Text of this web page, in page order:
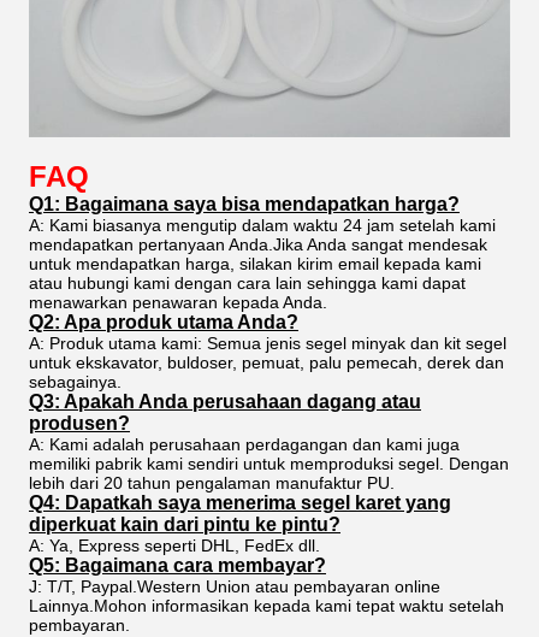
FAQ
Q1: Bagaimana saya bisa mendapatkan harga?
A: Kami biasanya mengutip dalam waktu 24 jam setelah kami
mendapatkan pertanyaan Anda.Jika Anda sangat mendesak
untuk mendapatkan harga, silakan kirim email kepada kami
atau hubungi kami dengan cara lain sehingga kami dapat
menawarkan penawaran kepada Anda.
Q2: Apa produk utama Anda?
A: Produk utama kami: Semua jenis segel minyak dan kit segel
untuk ekskavator, buldoser, pemuat, palu pemecah, derek dan
sebagainya.
Q3: Apakah Anda perusahaan dagang atau
produsen?
A: Kami adalah perusahaan perdagangan dan kami juga
memiliki pabrik kami sendiri untuk memproduksi segel. Dengan
lebih dari 20 tahun pengalaman manufaktur PU.
Q4: Dapatkah saya menerima segel karet yang
diperkuat kain dari pintu ke pintu?
A: Ya, Express seperti DHL, FedEx dll.
Q5: Bagaimana cara membayar?
J: T/T, Paypal.Western Union atau pembayaran online
Lainnya.Mohon informasikan kepada kami tepat waktu setelah
pembayaran.